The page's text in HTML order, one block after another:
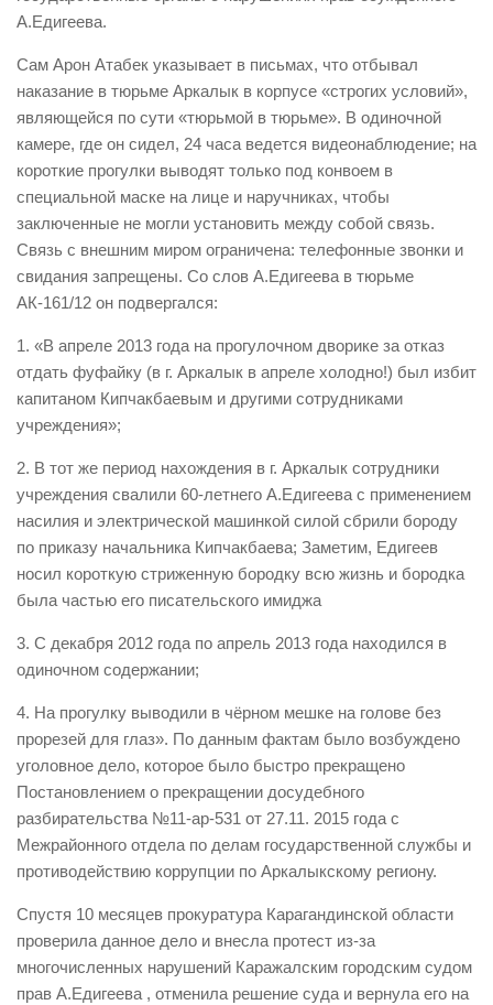
А.Едигеева.
Сам Арон Атабек указывает в письмах, что отбывал
наказание в тюрьме Аркалык в корпусе «строгих условий»,
являющейся по сути «тюрьмой в тюрьме». В одиночной
камере, где он сидел, 24 часа ведется видеонаблюдение; на
короткие прогулки выводят только под конвоем в
специальной маске на лице и наручниках, чтобы
заключенные не могли установить между собой связь.
Связь с внешним миром ограничена: телефонные звонки и
свидания запрещены. Со слов А.Едигеева в тюрьме
АК-161/12 он подвергался:
1. «В апреле 2013 года на прогулочном дворике за отказ
отдать фуфайку (в г. Аркалык в апреле холодно!) был избит
капитаном Кипчакбаевым и другими сотрудниками
учреждения»;
2. В тот же период нахождения в г. Аркалык сотрудники
учреждения свалили 60-летнего А.Едигеева с применением
насилия и электрической машинкой силой сбрили бороду
по приказу начальника Кипчакбаева; Заметим, Едигеев
носил короткую стриженную бородку всю жизнь и бородка
была частью его писательского имиджа
3. С декабря 2012 года по апрель 2013 года находился в
одиночном содержании;
4. На прогулку выводили в чёрном мешке на голове без
прорезей для глаз». По данным фактам было возбуждено
уголовное дело, которое было быстро прекращено
Постановлением о прекращении досудебного
разбирательства №11-ар-531 от 27.11. 2015 года с
Межрайонного отдела по делам государственной службы и
противодействию коррупции по Аркалыкскому региону.
Спустя 10 месяцев прокуратура Карагандинской области
проверила данное дело и внесла протест из-за
многочисленных нарушений Каражалским городским судом
прав А.Едигеева , отменила решение суда и вернула его на